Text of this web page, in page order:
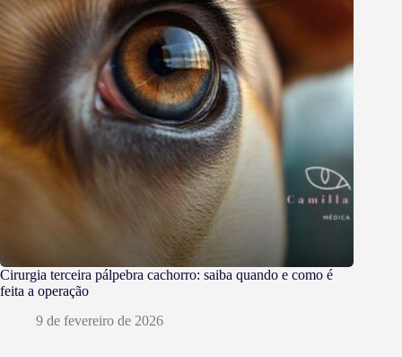
Cirurgia terceira pálpebra cachorro: saiba quando e como é
feita a operação
9 de fevereiro de 2026